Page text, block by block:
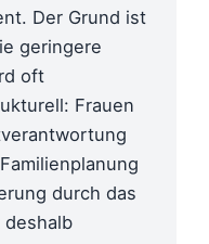
Der Grund ist
geringere
oft
Frauen
durch das